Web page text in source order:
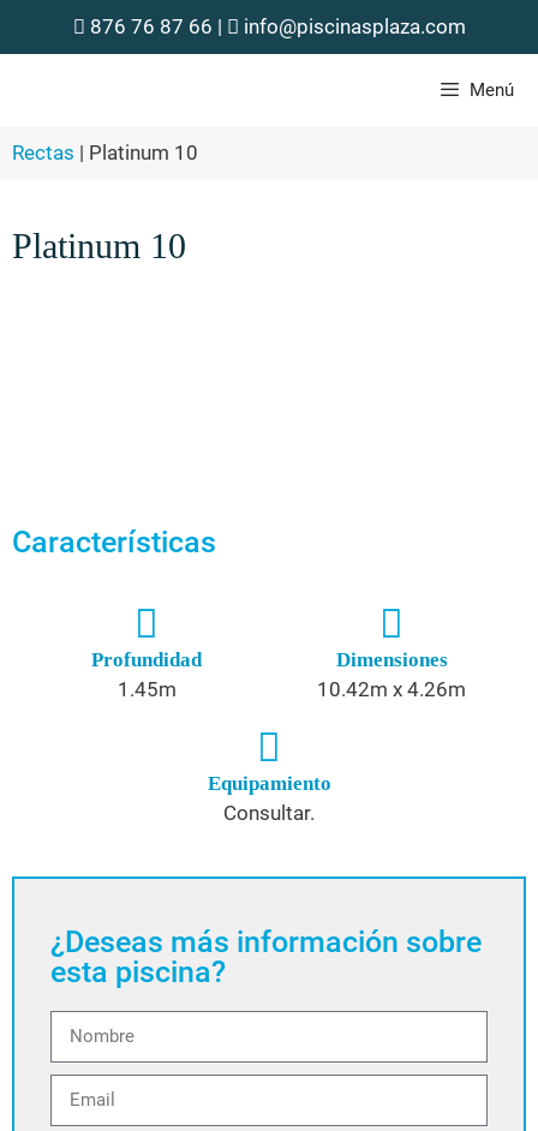
876 76 87 66 | info@piscinasplaza.com
Menú
Rectas | Platinum 10
Platinum 10
Características
Profundidad
1.45m
Dimensiones
10.42m x 4.26m
Equipamiento
Consultar.
¿Deseas más información sobre
esta piscina?